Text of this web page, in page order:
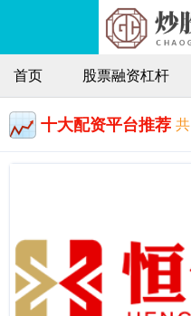
首页 股票融资杠杆
十大配资平台推荐 共